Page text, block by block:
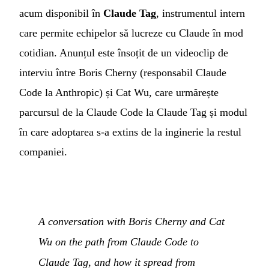
acum disponibil în Claude Tag, instrumentul intern
care permite echipelor să lucreze cu Claude în mod
cotidian. Anunțul este însoțit de un videoclip de
interviu între Boris Cherny (responsabil Claude
Code la Anthropic) și Cat Wu, care urmărește
parcursul de la Claude Code la Claude Tag și modul
în care adoptarea s-a extins de la inginerie la restul
companiei.
A conversation with Boris Cherny and Cat
Wu on the path from Claude Code to
Claude Tag, and how it spread from